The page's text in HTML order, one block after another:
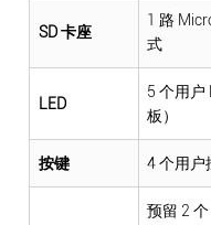
SD 卡座
1 路
式
LED
5 个用户
板）
按键 4 个用户
预留 2